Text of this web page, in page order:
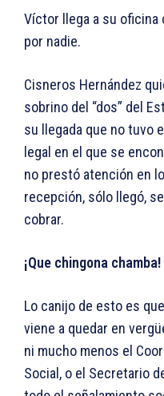
Víctor llega a su
por nadie.
Cisneros Hernández
sobrino del “dos” del
su llegada que no tuvo
legal en el que se
no prestó atención en
recepción, sólo llegó,
cobrar.
¡Que chingona chamba!
Lo canijo de esto es
viene a quedar en
ni mucho menos el
Social, o el Secretario